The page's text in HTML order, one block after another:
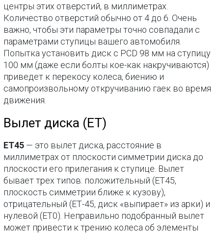
центры этих отверстий, в миллиметрах.
Количество отверстий обычно от 4 до 6. Очень
важно, чтобы эти параметры точно совпадали с
параметрами ступицы вашего автомобиля.
Попытка установить диск с PCD 98 мм на ступицу
100 мм (даже если болты кое-как накручиваются)
приведет к перекосу колеса, биению и
самопроизвольному откручиванию гаек во время
движения.
Вылет диска (ET)
ЕТ45 — это вылет диска, расстояние в
миллиметрах от плоскости симметрии диска до
плоскости его прилегания к ступице. Вылет
бывает трех типов: положительный (ЕТ45,
плоскость симметрии ближе к кузову),
отрицательный (ЕТ-45, диск «выпирает» из арки) и
нулевой (ЕТ0). Неправильно подобранный вылет
может привести к трению колеса об элементы